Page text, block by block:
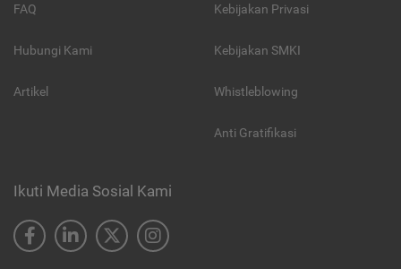
FAQ
Hubungi Kami
Artikel
Kebijakan Privasi
Kebijakan SMKI
Whistleblowing
Anti Gratifikasi
Ikuti Media Sosial Kami